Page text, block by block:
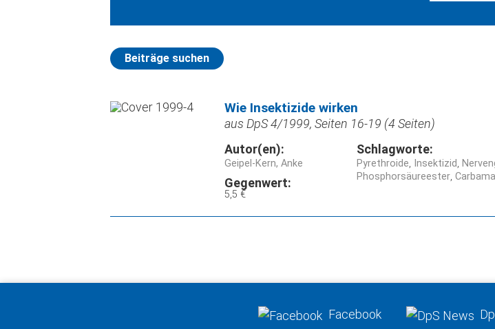
Beiträge suchen
Wie Insektizide wirken
aus DpS 4/1999, Seiten 16-19 (4 Seiten)
Autor(en):
Geipel-Kern, Anke
Gegenwert:
5,5 €
Schlagworte:
Pyrethroide Insektizid
Phosphorsäureester
Facebook